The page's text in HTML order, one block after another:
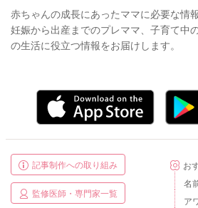
赤ちゃんの成長にあったママに必要な情
妊娠から出産までのプレママ、子育て中
の生活に役立つ情報をお届けします。
記事制作への取り組み
監修医師・専門家一覧
お
名
ア